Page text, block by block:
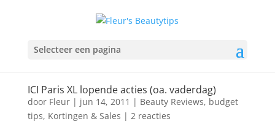
Selecteer een pagina
ICI Paris XL lopende acties (oa. vaderdag)
door Fleur| jun 14, 2011 | Beauty Reviews, budget
tips, Kortingen & Sales | 2 reacties